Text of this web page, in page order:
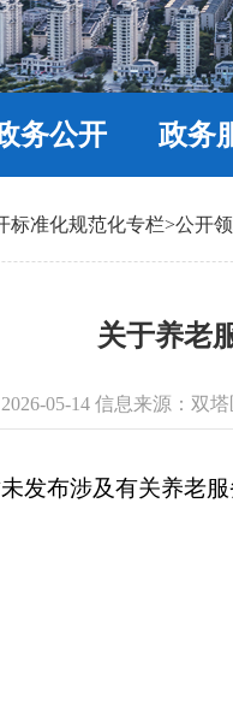
务公开 政务
标准化规范化专栏>公开
关于养老
05-14 信息来源：双塔
布涉及有关养老服